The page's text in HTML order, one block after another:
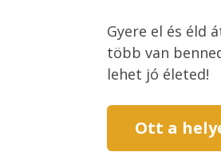
Gyere el és éld
több van
Ott a